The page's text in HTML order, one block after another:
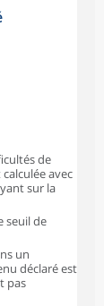
de
avec
sur la
seuil de
un
déclaré est
pas